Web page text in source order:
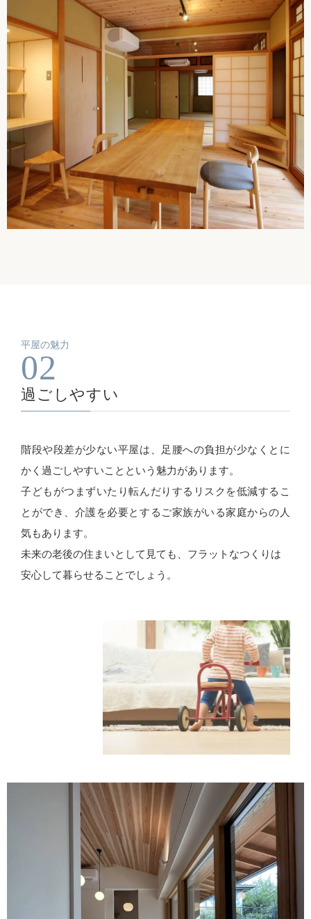
平屋の魅力
02
過ごしやすい
階段や段差が少ない平屋は、足腰への負担が少なくとに
かく過ごしやすいことという魅力があります。
子どもがつまずいたり転んだりするリスクを低減するこ
とができ、介護を必要とするご家族がいる家庭からの人
気もあります。
未来の老後の住まいとして見ても、フラットなつくりは
安心して暮らせることでしょう。